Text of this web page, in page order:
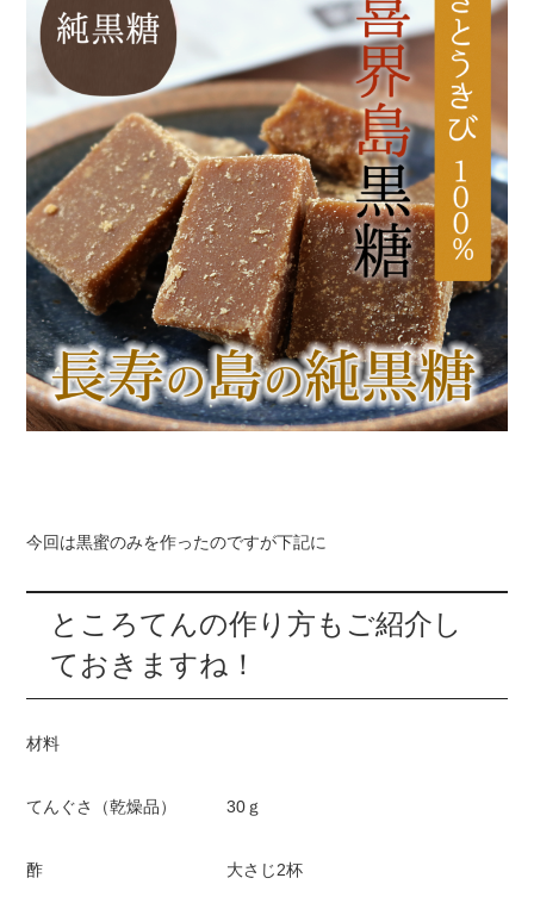
今回は黒蜜のみを作ったのですが下記に
ところてんの作り方もご紹介し
ておきますね！
材料
てんぐさ（乾燥品） 30ｇ
酢 大さじ2杯